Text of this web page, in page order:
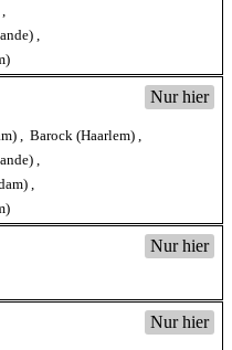
,
,
Nur hier
, Barock (Haarlem) ,
,
,
Nur hier
Nur hier